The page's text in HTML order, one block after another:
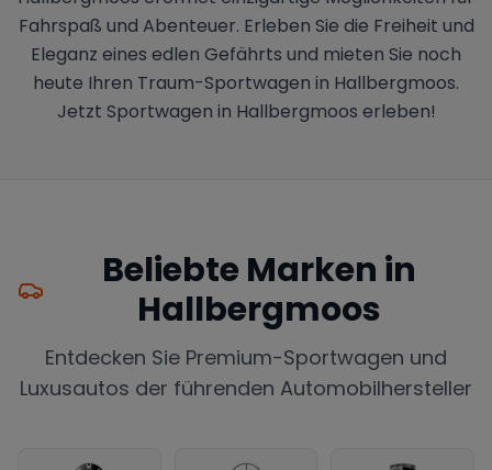
Fahrspaß und Abenteuer. Erleben Sie die Freiheit und
Eleganz eines edlen Gefährts und mieten Sie noch
heute Ihren Traum-Sportwagen in Hallbergmoos.
Jetzt Sportwagen in Hallbergmoos erleben!
Beliebte Marken in
Hallbergmoos
Entdecken Sie Premium-Sportwagen und
Luxusautos der führenden Automobilhersteller